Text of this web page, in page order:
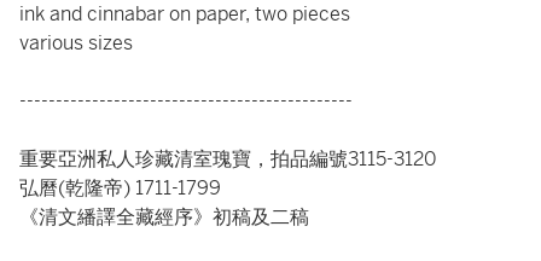
ink and cinnabar on paper, two pieces
various sizes
----------------------------------------------
重要亞洲私人珍藏清室瑰寶，拍品編號3115-3120
弘曆(乾隆帝) 1711-1799
《清文繙譯全藏經序》初稿及二稿